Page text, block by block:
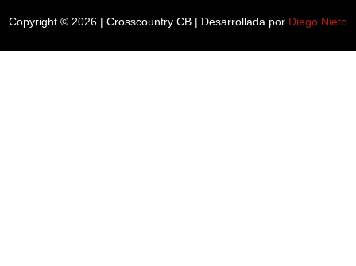
Copyright © 2026 | Crosscountry CB | Desarrollada por Diego Nieto